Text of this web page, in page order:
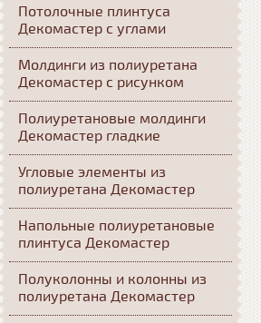
Потолочные плинтуса
Декомастер с углами
Молдинги из полиуретана
Декомастер с рисунком
Полиуретановые молдинги
Декомастер гладкие
Угловые элементы из
полиуретана Декомастер
Напольные полиуретановые
плинтуса Декомастер
Полуколонны и колонны из
полиуретана Декомастер